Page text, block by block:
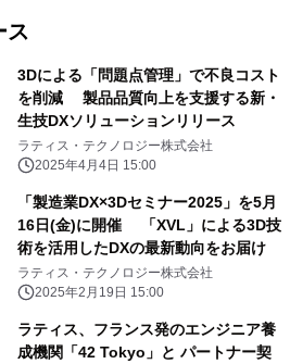
ス
3Dによる「問題点管理」で不良コスト
を削減 製品品質向上を支援する新・
生技DXソリューションリリース
ラティス・テクノロジー株式会社
2025年4月4日 15:00
「製造業DX×3Dセミナー2025」を5月
16日(金)に開催 「XVL」による3D技
術を活用したDXの最新動向をお届け
ラティス・テクノロジー株式会社
2025年2月19日 15:00
ラティス、フランス発のエンジニア養
成機関「42 Tokyo」と パートナー契